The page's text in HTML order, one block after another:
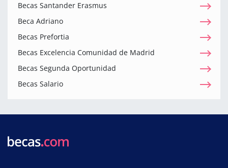
Becas Santander Erasmus
Beca Adriano
Becas Prefortia
Becas Excelencia Comunidad de Madrid
Becas Segunda Oportunidad
Becas Salario